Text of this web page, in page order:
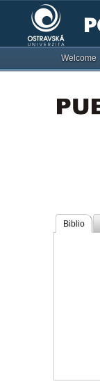
Welcome
Biblio